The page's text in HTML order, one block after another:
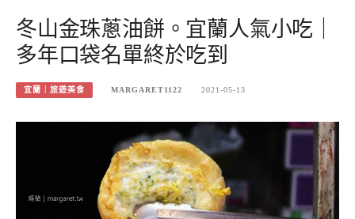
冬山金珠蔥油餅。宜蘭人氣小吃｜
多年口袋名單終於吃到
宜蘭｜旅遊美食 MARGARET1122 2021-05-13